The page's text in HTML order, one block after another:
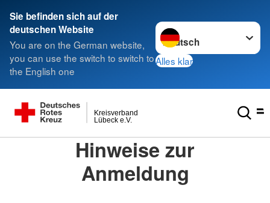
Sie befinden sich auf der
deutschen Website
You are on the German website,
you can use the switch to switch to
the English one
Sprache wechseln zu
Alles klar
Lübeck e.V.
Kreisverband
Hinweise zur
Anmeldung